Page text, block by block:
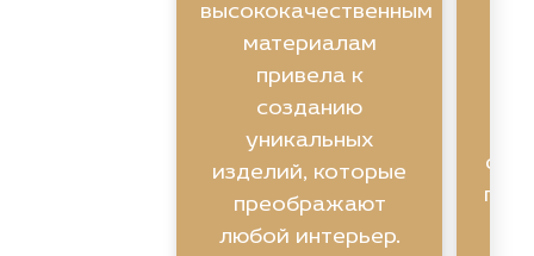
высококачественным
материалам
привела к
созданию
уникальных
изделий, которые
преображают
любой интерьер.